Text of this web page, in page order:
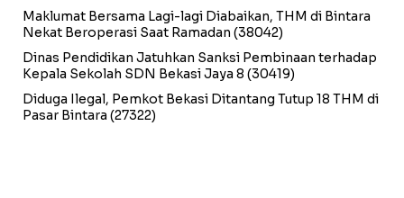
Maklumat Bersama Lagi-lagi Diabaikan, THM di Bintara
Nekat Beroperasi Saat Ramadan (38042)
Dinas Pendidikan Jatuhkan Sanksi Pembinaan terhadap
Kepala Sekolah SDN Bekasi Jaya 8 (30419)
Diduga Ilegal, Pemkot Bekasi Ditantang Tutup 18 THM di
Pasar Bintara (27322)